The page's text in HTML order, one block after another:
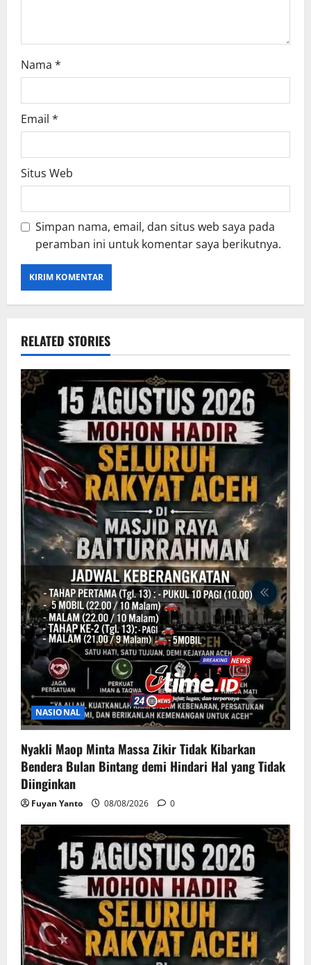
Nama *
Email *
Situs Web
Simpan nama, email, dan situs web saya pada
peramban ini untuk komentar saya berikutnya.
RELATED STORIES
NASIONAL
Nyakli Maop Minta Massa Zikir Tidak Kibarkan
Bendera Bulan Bintang demi Hindari Hal yang Tidak
Diinginkan
Fuyan Yanto 08/08/2026 0